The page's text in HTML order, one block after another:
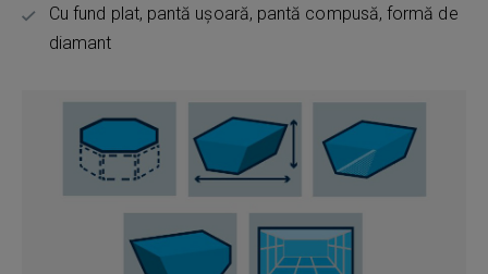
Cu fund plat, pantă ușoară, pantă compusă, formă de
diamant